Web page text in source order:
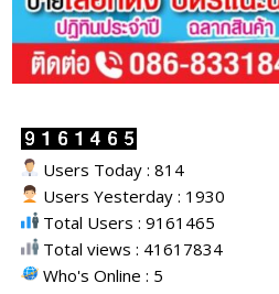
Users Today : 814
Users Yesterday : 1930
Total Users : 9161465
Total views : 41617834
Who's Online : 5